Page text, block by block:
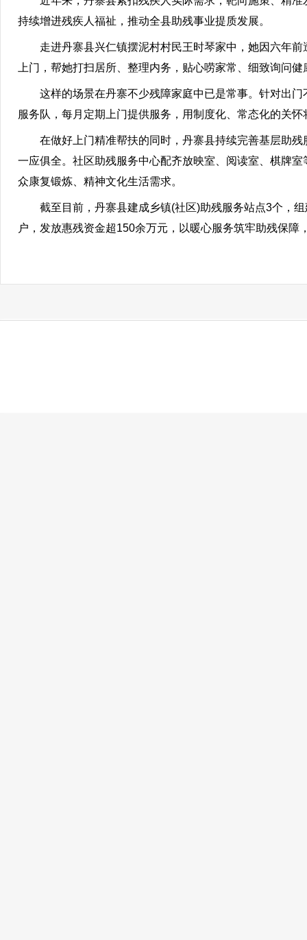
持续增进残疾人福祉，推动全县助残事业提质发展。
走进丹寨县兴仁镇摆泥村村民王时琴家中，她因六年前
上门，帮她打扫居所、整理内务，贴心唠家常、细致询问
这样的场景在丹寨不少残障家庭中已是常事。针对出门
服务队，每月定期上门提供服务，用制度化、常态化的关
在做好上门精准帮扶的同时，丹寨县持续完善基层助残
一应俱全。社区助残服务中心配齐放映室、阅读室、棋牌
众康复锻炼、精神文化生活需求。
截至目前，丹寨县建成乡镇(社区)助残服务站点3个，组
户，发放惠残资金超150余万元，以暖心服务筑牢助残保障